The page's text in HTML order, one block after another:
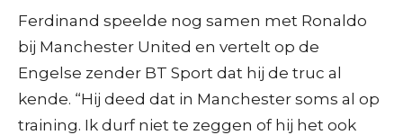
Ferdinand speelde nog samen met Ronaldo
bij Manchester United en vertelt op de
Engelse zender BT Sport dat hij de truc al
kende. “Hij deed dat in Manchester soms al op
training. Ik durf niet te zeggen of hij het ook